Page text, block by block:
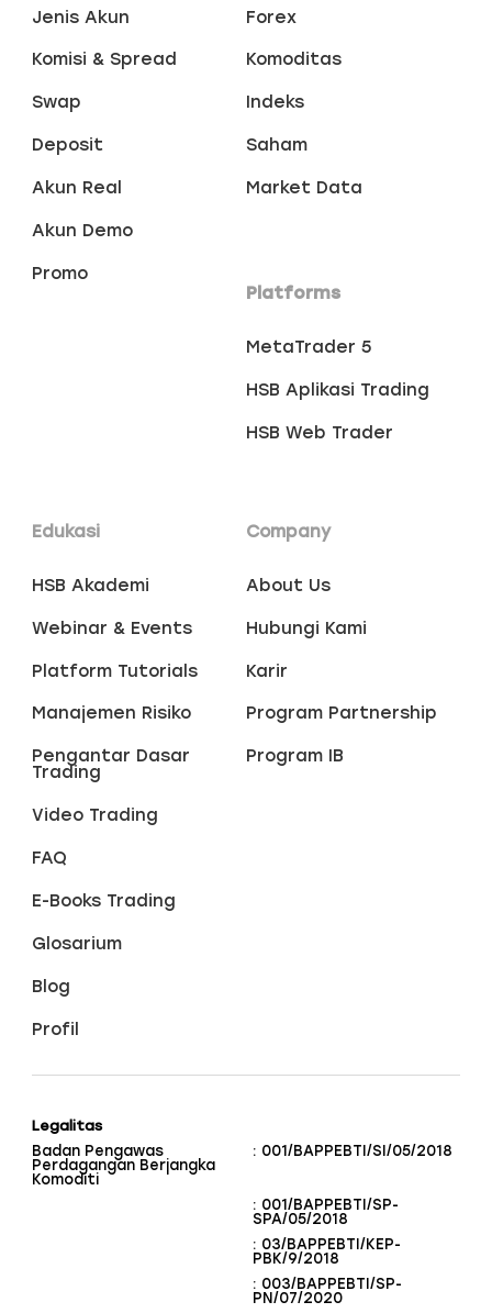
Jenis Akun
Komisi & Spread
Swap
Deposit
Akun Real
Akun Demo
Promo
Forex
Komoditas
Indeks
Saham
Market Data
Platforms
MetaTrader 5
HSB Aplikasi Trading
HSB Web Trader
Edukasi
HSB Akademi
Webinar & Events
Platform Tutorials
Manajemen Risiko
Pengantar Dasar
Trading
Video Trading
FAQ
E-Books Trading
Glosarium
Blog
Profil
Company
About Us
Hubungi Kami
Karir
Program Partnership
Program IB
Legalitas
Badan Pengawas
Perdagangan Berjangka
Komoditi
: 001/BAPPEBTI/SI/05/2018
: 001/BAPPEBTI/SP-
SPA/05/2018
: 03/BAPPEBTI/KEP-
PBK/9/2018
: 003/BAPPEBTI/SP-
PN/07/2020